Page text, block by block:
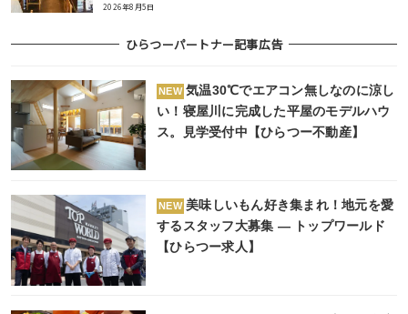
2026年8月5日
ひらつーパートナー記事広告
NEW 気温30℃でエアコン無しなのに涼し
い！寝屋川に完成した平屋のモデルハウ
ス。見学受付中【ひらつー不動産】
NEW 美味しいもん好き集まれ！地元を愛
するスタッフ大募集 ― トップワールド
【ひらつー求人】